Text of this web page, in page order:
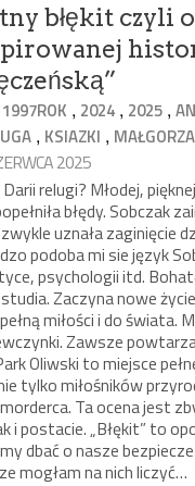
błękit czyli
1997ROK , 2024 , 2025 ,
, KSIAZKI ,
2025
relugi? Młodej,
błędy.
uznała
podoba mi sie język
psychologii itd.
Zaczyna nowe
miłości i do świata.
Zawsze
Oliwski to miejsce
tylko miłośników
Ta ocena jest
i postacie. „Błękit” to
dbać o nasze
mogłam na nich liczyć…